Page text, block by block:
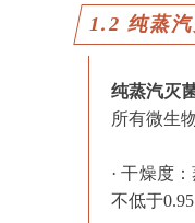
1.2 纯蒸
纯蒸汽灭
所有微生
· 干燥度
不低于